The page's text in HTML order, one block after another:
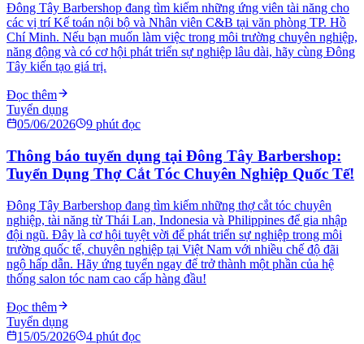
Đông Tây Barbershop đang tìm kiếm những ứng viên tài năng cho
các vị trí Kế toán nội bộ và Nhân viên C&B tại văn phòng TP. Hồ
Chí Minh. Nếu bạn muốn làm việc trong môi trường chuyên nghiệp,
năng động và có cơ hội phát triển sự nghiệp lâu dài, hãy cùng Đông
Tây kiến tạo giá trị.
Đọc thêm
Tuyển dụng
05/06/2026
9 phút đọc
Thông báo tuyển dụng tại Đông Tây Barbershop:
Tuyển Dụng Thợ Cắt Tóc Chuyên Nghiệp Quốc Tế!
Đông Tây Barbershop đang tìm kiếm những thợ cắt tóc chuyên
nghiệp, tài năng từ Thái Lan, Indonesia và Philippines để gia nhập
đội ngũ. Đây là cơ hội tuyệt vời để phát triển sự nghiệp trong môi
trường quốc tế, chuyên nghiệp tại Việt Nam với nhiều chế độ đãi
ngộ hấp dẫn. Hãy ứng tuyển ngay để trở thành một phần của hệ
thống salon tóc nam cao cấp hàng đầu!
Đọc thêm
Tuyển dụng
15/05/2026
4 phút đọc